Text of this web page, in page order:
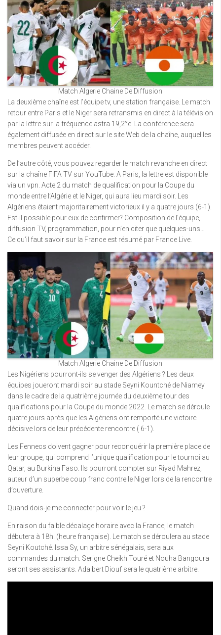
Match Algerie Chaine De Diffusion
La deuxième chaîne est l’équipe tv, une station française. Le match
retour entre Paris et le Niger sera retransmis en direct à la télévision
par la lettre sur la fréquence astra 19,2°e. La conférence sera
également diffusée en direct sur le site Web de la chaîne, auquel les
membres peuvent accéder.
De l’autre côté, vous pouvez regarder le match revanche en direct
sur la chaîne FIFA TV sur YouTube. A Paris, la lettre est disponible
via un vpn. Acte 2 du match de qualification pour la Coupe du
monde entre l’Algérie et le Niger, qui aura lieu mardi soir. Les
Algériens étaient majoritairement victorieux il y a quatre jours (6-1).
Est-il possible pour eux de confirmer? Composition de l’équipe,
diffusion TV, programmation, pour n’en citer que quelques-uns…
Ce qu’il faut savoir sur la France est résumé par France Live.
Match Algerie Chaine De Diffusion
Les Nigériens pourront-ils se venger des Algériens ? Les deux
équipes joueront mardi soir au stade Seyni Kountché de Niamey
dans le cadre de la quatrième journée du deuxième tour des
qualifications pour la Coupe du monde 2022. Le match se déroule
quatre jours après que les Algériens ont remporté une victoire
décisive lors de leur précédente rencontre ( 6-1).
Les Fennecs doivent gagner pour reconquérir la première place de
leur groupe, qui comprend l’unique qualification pour le tournoi au
Qatar, au Burkina Faso. Ils pourront compter sur Riyad Mahrez,
auteur d’un superbe coup franc contre le Niger lors de la rencontre
d’ouverture.
Quand dois-je me connecter pour voir le jeu ?
En raison du faible décalage horaire avec la France, le match
débutera à 18h. (heure française). Le match se déroulera au stade
Seyni Koutché. Issa Sy, un arbitre sénégalais, sera aux
commandes du match. Serigne Cheikh Touré et Nouha Bangoura
seront ses assistants. Adalbert Diouf sera le quatrième arbitre.